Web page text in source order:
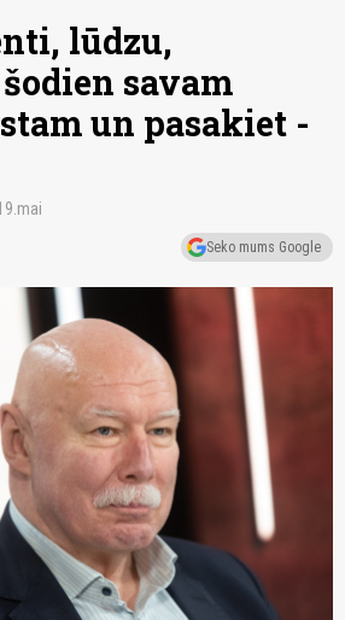
lūdzu,
savam
un pasakiet -
Seko mums Google